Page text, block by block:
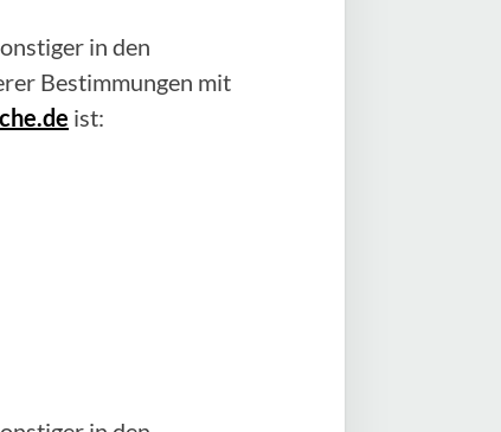
in den
Bestimmungen mit
ist: